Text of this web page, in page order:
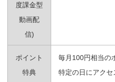
度課金型
動画配
信)
ポイント
特典
毎月100円相当の
特定の日にアク